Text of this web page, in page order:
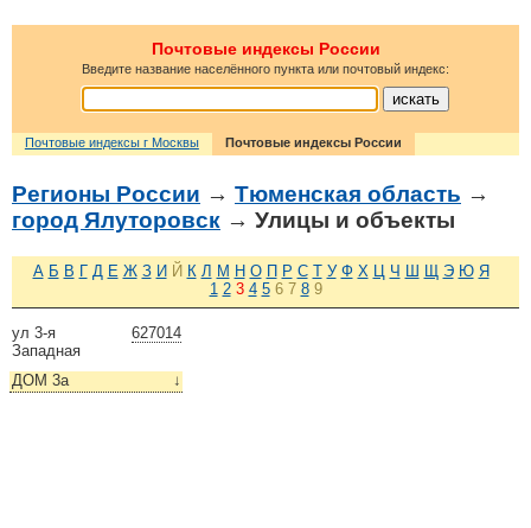
Почтовые индексы России
Введите название населённого пункта или почтовый индекс:
Почтовые индексы г Москвы Почтовые индексы России
Регионы России → Тюменская область →
город Ялуторовск → Улицы и объекты
А Б В Г Д Е Ж З И Й К Л М Н О П Р С Т У Ф Х Ц Ч Ш Щ Э Ю Я
1 2 3 4 5 6 7 8 9
627014
ул 3-я
Западная
↓
ДОМ 3а